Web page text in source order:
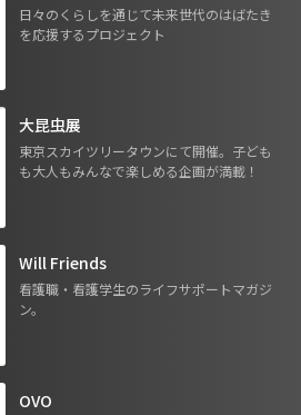
日々のくらしを通じて未来世代のはばたき
を応援するプロジェクト
大昆虫展
東京スカイツリータウンにて開催。子ども
も大人もみんなで楽しめる企画が満載！
Will Friends
看護職・看護学生のライフサポートマガジ
ン。
OVO